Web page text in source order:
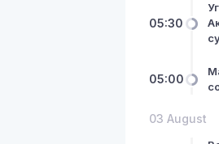
05:30
05:00
03 August